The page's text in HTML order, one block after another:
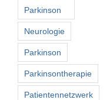
Parkinson
Neurologie
Parkinson
Parkinsontherapie
Patientennetzwerk